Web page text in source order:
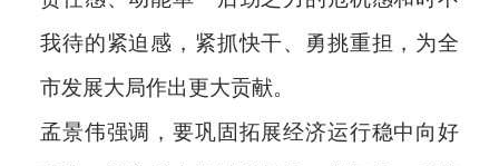
我待的紧迫感，紧抓快干、勇挑重担，为全
市发展大局作出更大贡献。
孟景伟强调，要巩固拓展经济运行稳中向好